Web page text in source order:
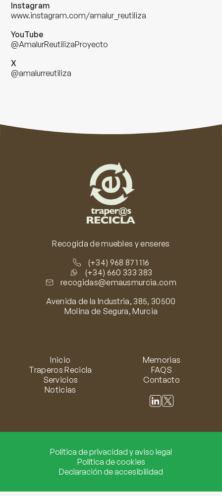
Instagram
www.instagram.com/amalur_reutiliza
YouTube
@AmalurReutilizaProyecto
X
@amalurreutiliza
Recogida de muebles y enseres
(+34) 968 871 116
(+34) 660 333 383
recogidas@emausmurcia.com
Avenida de la Industria, 385, 30500
Molina de Segura, Murcia
Inicio
Traperos Recicla
Servicios
Noticias
Memorias
FAQS
Contacto
Política de privacidad y aviso legal
Política de cookies
Declaración de accesibilidad